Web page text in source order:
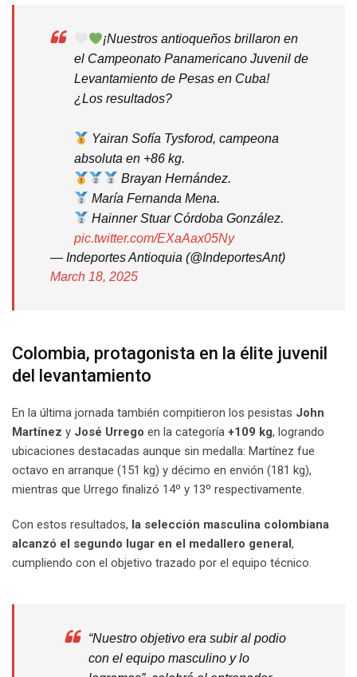
¡Nuestros antioqueños brillaron en
el Campeonato Panamericano Juvenil de
Levantamiento de Pesas en Cuba!
¿Los resultados?
Yairan Sofía Tysforod, campeona
absoluta en +86 kg.
Brayan Hernández.
María Fernanda Mena.
Hainner Stuar Córdoba González.
pic.twitter.com/EXaAax05Ny
— Indeportes Antioquia (@IndeportesAnt)
March 18, 2025
Colombia, protagonista en la élite juvenil
del levantamiento
En la última jornada también compitieron los pesistas John
Martínez y José Urrego en la categoría +109 kg, logrando
ubicaciones destacadas aunque sin medalla: Martínez fue
octavo en arranque (151 kg) y décimo en envión (181 kg),
mientras que Urrego finalizó 14º y 13º respectivamente.
Con estos resultados, la selección masculina colombiana
alcanzó el segundo lugar en el medallero general ,
cumpliendo con el objetivo trazado por el equipo técnico.
“Nuestro objetivo era subir al podio
con el equipo masculino y lo